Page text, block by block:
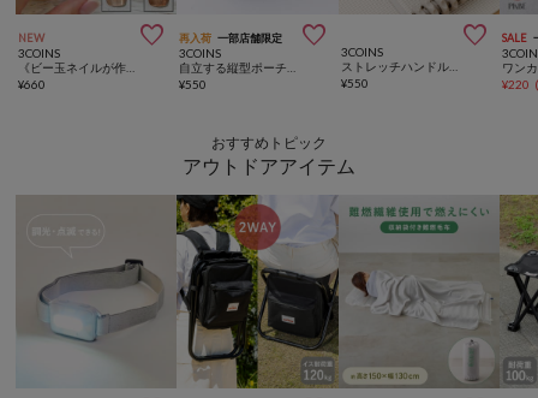
NEW 
3COINS
¥660
再入荷 一部店舗限定 
3COINS
¥550

3COINS
ストレッチハンドルチューブ／hemle
¥550
SALE
¥220
おすすめトピック
アウトドアアイテム